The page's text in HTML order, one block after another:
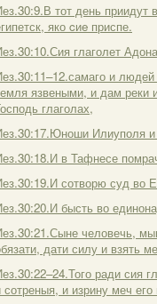
тот день
яко cиe приспе.
глаголет
и людей
язвеными, и дам реки
глаголах,
Илиуполя
в Тафнесе
сотворю суд во
бысть во
человечь,
дати силу и взять
ради сия
сотреныя, и изрину меч